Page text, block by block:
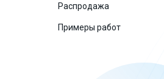
Распродажа
Примеры работ